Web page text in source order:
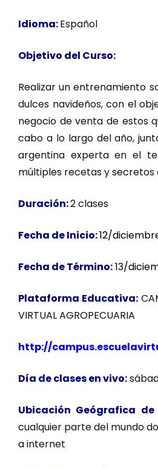
Idioma:Español
Objetivo del Curso:
Realizar un entrenamiento
dulces navideños, con el
negocio de venta de estos
cabo a lo largo del año,
argentina experta en el
múltiples recetas y secretos
Duración:2 clases
Fecha de Inicio:12/
Fecha de Término:13/
Plataforma Educativa:
VIRTUAL AGROPECUARIA
http://
Día de clases en vivo:
Ubicación Geógrafica
cualquier parte del mundo
a internet